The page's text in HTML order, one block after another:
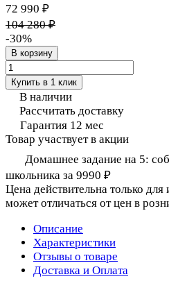
72 990 ₽
104 280 ₽
-30%
В корзину
Купить в 1 клик
В наличии
Рассчитать доставку
Гарантия 12 мес
Товар участвует в акции
Домашнее задание на 5:
школьника за 9990 ₽
Цена действительна только для
может отличаться от цен в
Описание
Характеристики
Отзывы о товаре
Доставка и Оплата